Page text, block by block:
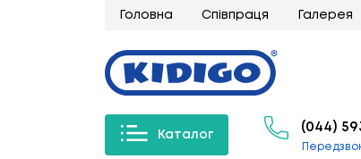
Головна Співпраця Галерея
Каталог
(044)